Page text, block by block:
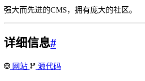
强大而先进的CMS，拥有庞大的社区。
详细信息#
网站 源代码